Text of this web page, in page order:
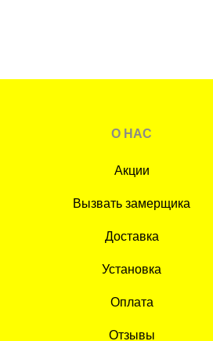
О НАС
Акции
Вызвать замерщика
Доставка
Установка
Оплата
Отзывы